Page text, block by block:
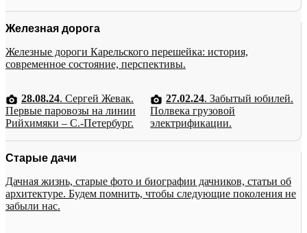
Железная дорога
Железные дороги Карельского перешейка: история,
современное состояние, перспективы.
28.08.24. Сергей Жевак.
Первые паровозы на линии
Рийхимяки – С.-Петербург.
27.02.24. Забытый юбилей.
Полвека грузовой
электрификации.
Старые дачи
Дачная жизнь, старые фото и биографии дачников, статьи об
архитектуре. Будем помнить, чтобы следующие поколения не
забыли нас.